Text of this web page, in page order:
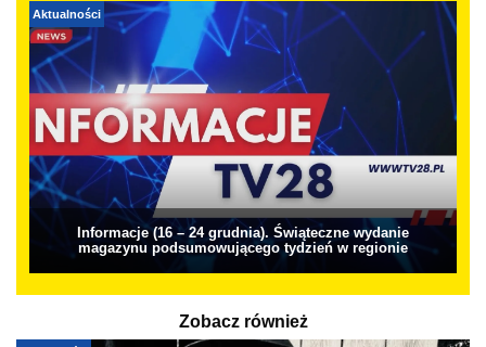
Aktualności
Informacje (16 – 24 grudnia). Świąteczne wydanie
magazynu podsumowującego tydzień w regionie
Zobacz również